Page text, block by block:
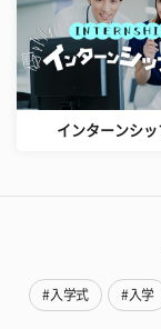
インターンシッ
#入学式 #入学